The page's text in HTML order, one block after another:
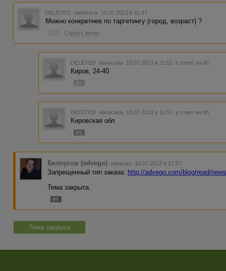
DELETED написала 10.07.2013 в 11:47
Можно конкретнее по таргетингу (город, возраст) ?
Скрыть ветку
DELETED написала 10.07.2013 в 11:51 в ответ на #1
Киров, 24-40
#2
DELETED написала 10.07.2013 в 11:57 в ответ на #1
Кировская обл
#3
Белоусов (advego) написал 10.07.2013 в 17:57
Запрещенный тип заказа: http://advego.com/blog/read/
Тема закрыта.
#4
Тема закрыта